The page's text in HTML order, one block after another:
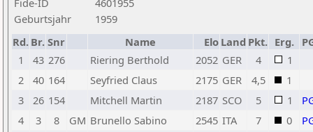
Fide-ID
4601955
Geburtsjahr
1959
Rd. Br. Snr Name Elo Land Pkt. Erg.
1
43 276 Riering Berthold 2052 GER 4
1
2
40 164 Seyfried Claus 2175 GER 4,5
1
3
26 154 Mitchell Martin 2187 SCO 5 1
4
3 8 GM Brunello Sabino 2545 ITA 7 0